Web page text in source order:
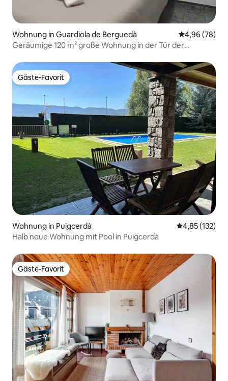
Wohnung in Guardiola de Berguedà
4,96 (78)
Geräumige 120 m² große Wohnung in der Tür der
Gäste-Favorit
Gäste-Favorit
Wohnung in Puigcerdà
4,85 (132)
Halb neue Wohnung mit Pool in Puigcerdà
Gäste-Favorit
Gäste-Favorit